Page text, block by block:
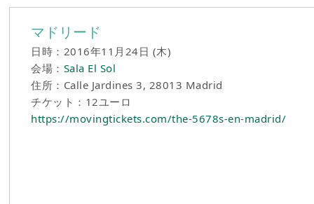
マドリード
日時：2016年11月24日 (木)
会場： Sala El Sol
住所：Calle Jardines 3, 28013 Madrid
チケット：12ユーロ
https://movingtickets.com/the-5678s-en-madrid/